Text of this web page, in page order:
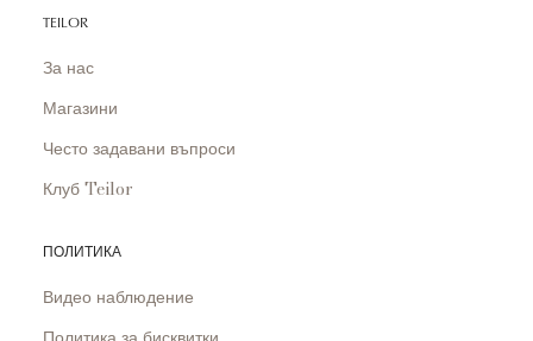
TEILOR
За нас
Магазини
Често задавани въпроси
Клуб Teilor
ПОЛИТИКА
Видео наблюдение